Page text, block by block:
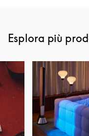
Esplora più